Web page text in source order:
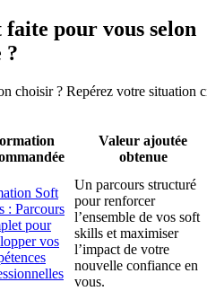
pour vous selon
?
choisir ? Repérez votre situation
Valeur ajoutée
obtenue
Soft
: Parcours
pour
vos
Un parcours structuré
pour renforcer
l’ensemble de vos soft
skills et maximiser
l’impact de votre
nouvelle confiance en
vous.